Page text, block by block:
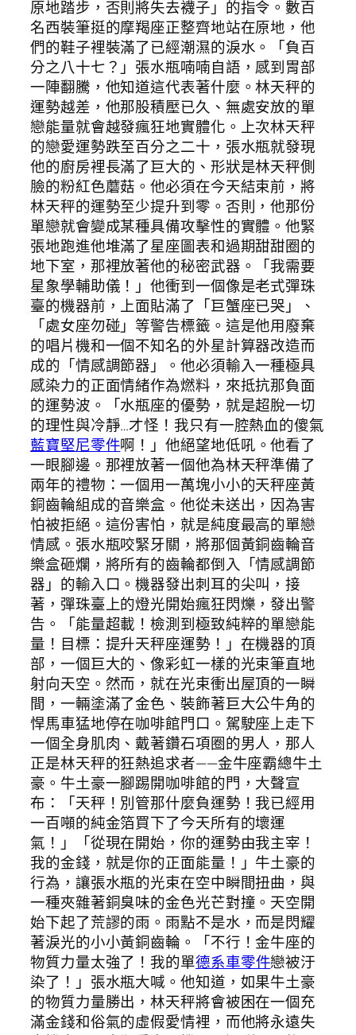
原地踏步，否則將失去襪子」的指令。數百
名西裝筆挺的摩羯座正整齊地站在原地，他
們的鞋子裡裝滿了已經潮濕的淚水。「負百
分之八十七？」張水瓶喃喃自語，感到胃部
一陣翻騰，他知道這代表著什麼。林天秤的
運勢越差，他那股積壓已久、無處安放的單
戀能量就會越發瘋狂地實體化。上次林天秤
的戀愛運勢跌至百分之二十，張水瓶就發現
他的廚房裡長滿了巨大的、形狀是林天秤側
臉的粉紅色蘑菇。他必須在今天結束前，將
林天秤的運勢至少提升到零。否則，他那份
單戀就會變成某種具備攻擊性的實體。他緊
張地跑進他堆滿了星座圖表和過期甜甜圈的
地下室，那裡放著他的秘密武器。「我需要
星象學輔助儀！」他衝到一個像是老式彈珠
臺的機器前，上面貼滿了「巨蟹座已哭」、
「處女座勿碰」等警告標籤。這是他用廢棄
的唱片機和一個不知名的外星計算器改造而
成的「情感調節器」。他必須輸入一種極具
感染力的正面情緒作為燃料，來抵抗那負面
的運勢波。「水瓶座的優勢，就是超脫一切
的理性與冷靜…才怪！我只有一腔熱血的傻氣
藍寶堅尼零件啊！」他絕望地低吼。他看了
一眼腳邊。那裡放著一個他為林天秤準備了
兩年的禮物：一個用一萬塊小小的天秤座黃
銅齒輪組成的音樂盒。他從未送出，因為害
怕被拒絕。這份害怕，就是純度最高的單戀
情感。張水瓶咬緊牙關，將那個黃銅齒輪音
樂盒砸爛，將所有的齒輪都倒入「情感調節
器」的輸入口。機器發出刺耳的尖叫，接
著，彈珠臺上的燈光開始瘋狂閃爍，發出警
告。「能量超載！檢測到極致純粹的單戀能
量！目標：提升天秤座運勢！」在機器的頂
部，一個巨大的、像彩虹一樣的光束筆直地
射向天空。然而，就在光束衝出屋頂的一瞬
間，一輛塗滿了金色、裝飾著巨大公牛角的
悍馬車猛地停在咖啡館門口。駕駛座上走下
一個全身肌肉、戴著鑽石項圈的男人，那人
正是林天秤的狂熱追求者——金牛座霸總牛土
豪。牛土豪一腳踢開咖啡館的門，大聲宣
布：「天秤！別管那什麼負運勢！我已經用
一百噸的純金箔買下了今天所有的壞運
氣！」「從現在開始，你的運勢由我主宰！
我的金錢，就是你的正面能量！」牛土豪的
行為，讓張水瓶的光束在空中瞬間扭曲，與
一種夾雜著銅臭味的金色光芒對撞。天空開
始下起了荒謬的雨。雨點不是水，而是閃耀
著淚光的小小黃銅齒輪。「不行！金牛座的
物質力量太強了！我的單德系車零件戀被汙
染了！」張水瓶大喊。他知道，如果牛土豪
的物質力量勝出，林天秤將會被困在一個充
滿金錢和俗氣的虛假愛情裡，而他將永遠失